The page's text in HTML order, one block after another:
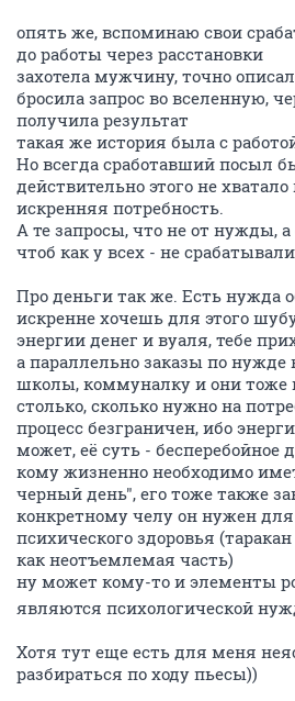
опять же, вспоминаю свои
до работы через расстановки
захотела мужчину, точно
бросила запрос во вселенную,
получила результат
такая же история была с
Но всегда сработавший посыл
действительно этого не
искренняя потребность.
А те запросы, что не от нужды,
чтоб как у всех - не срабатывали
Про деньги так же. Есть нужда
искренне хочешь для этого
энергии денег и вуаля, тебе
а параллельно заказы по нужде
школы, коммуналку и они тоже
столько, сколько нужно на
процесс безграничен, ибо
может, её суть - бесперебойное
кому жизненно необходимо
черный день", его тоже также
конкретному челу он нужен
психического здоровья
как неотъемлемая часть)
ну может кому-то и элементы
являются психологической
Хотя тут еще есть для меня
разбираться по ходу пьесы))